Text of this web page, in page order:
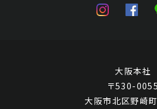
大阪本社
〒530-0055
大阪市北区野崎